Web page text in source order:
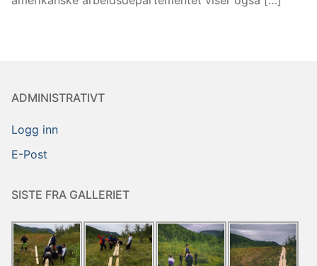
ADMINISTRATIVT
Logg inn
E-Post
SISTE FRA GALLERIET